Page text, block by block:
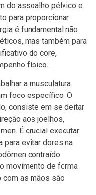
do assoalho pélvico e
para proporcionar
é fundamental não
mas também para
do core,
físico.
a musculatura
foco específico. O
consiste em se deitar
aos joelhos,
É crucial executar
para evitar dores na
contraído
movimento de forma
com as mãos são